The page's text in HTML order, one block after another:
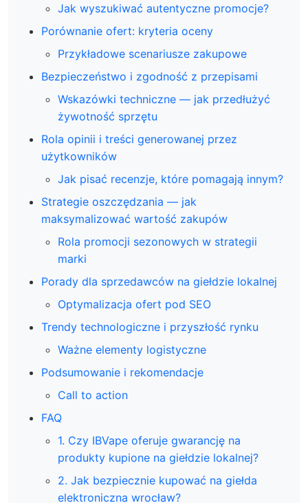
Jak wyszukiwać autentyczne promocje?
Porównanie ofert: kryteria oceny
Przykładowe scenariusze zakupowe
Bezpieczeństwo i zgodność z przepisami
Wskazówki techniczne — jak przedłużyć
żywotność sprzętu
Rola opinii i treści generowanej przez
użytkowników
Jak pisać recenzje, które pomagają innym?
Strategie oszczędzania — jak
maksymalizować wartość zakupów
Rola promocji sezonowych w strategii
marki
Porady dla sprzedawców na giełdzie lokalnej
Optymalizacja ofert pod SEO
Trendy technologiczne i przyszłość rynku
Ważne elementy logistyczne
Podsumowanie i rekomendacje
Call to action
FAQ
1. Czy IBVape oferuje gwarancję na
produkty kupione na giełdzie lokalnej?
2. Jak bezpiecznie kupować na giełda
elektroniczna wrocław?